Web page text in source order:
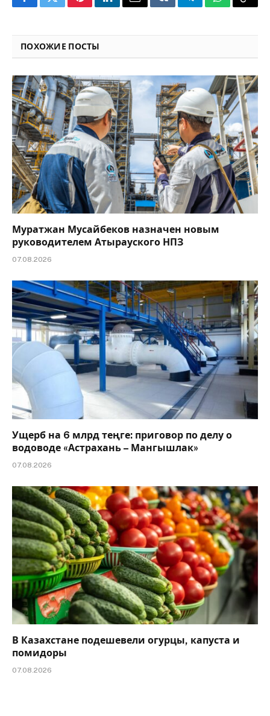
FacebookTwitterPinterestLinkedInEmailVKontakteTelegramWhatsApp
Copy
ПОХОЖИЕ ПОСТЫ
Муратжан Мусайбеков назначен новым
руководителем Атырауского НПЗ
07.08.2026
Ущерб на 6 млрд теңге: приговор по делу о
водоводе «Астрахань – Мангышлак»
07.08.2026
В Казахстане подешевели огурцы, капуста и
помидоры
07.08.2026